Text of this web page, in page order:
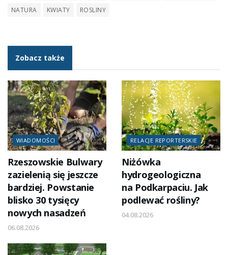
NATURA
KWIATY ROSLINY
Zobacz także
WIADOMOŚCI
Rzeszowskie Bulwary
zazielenią się jeszcze
bardziej. Powstanie
blisko 30 tysięcy
nowych nasadzeń
06.08.2026
RELACJE REPORTERSKIE
Niżówka
hydrogeologiczna
na Podkarpaciu. Jak
podlewać rośliny?
04.08.2026